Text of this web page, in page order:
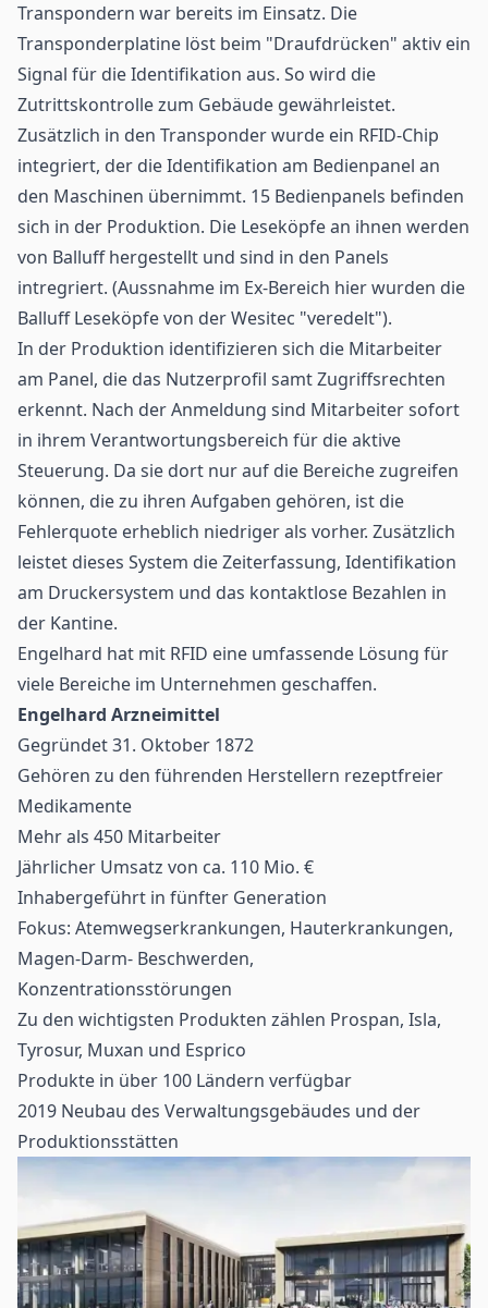
Transpondern war bereits im Einsatz. Die
Transponderplatine löst beim "Draufdrücken" aktiv ein
Signal für die Identifikation aus. So wird die
Zutrittskontrollezum Gebäude gewährleistet.
Zusätzlich in den Transponder wurde ein RFID-Chip
integriert, der die Identifikation am Bedienpanel an
den Maschinen übernimmt. 15 Bedienpanels befinden
sich in der Produktion. Die Leseköpfe an ihnen werden
von Balluff hergestellt und sind in den Panels
intregriert. (Aussnahme im Ex-Bereich hier wurden die
Balluff Leseköpfe von der Wesitec "veredelt").
In der Produktion identifizieren sich die Mitarbeiter
am Panel, die das Nutzerprofil samt Zugriffsrechten
erkennt. Nach der Anmeldung sind Mitarbeiter sofort
in ihrem Verantwortungsbereich für die aktive
Steuerung. Da sie dort nur auf die Bereiche zugreifen
können, die zu ihren Aufgaben gehören, ist die
Fehlerquote erheblich niedriger als vorher. Zusätzlich
leistet dieses System die Zeiterfassung, Identifikation
am Druckersystem und das kontaktlose Bezahlen in
der Kantine.
Engelhard hat mit RFID eine umfassende Lösung für
viele Bereiche im Unternehmen geschaffen.
Engelhard Arzneimittel
Gegründet 31. Oktober 1872
Gehören zu den führenden Herstellern rezeptfreier
Medikamente
Mehr als 450 Mitarbeiter
Jährlicher Umsatz von ca. 110 Mio. €
Inhabergeführt in fünfter Generation
Fokus: Atemwegserkrankungen, Hauterkrankungen,
Magen-Darm- Beschwerden,
Konzentrationsstörungen
Zu den wichtigsten Produkten zählen Prospan, Isla,
Tyrosur, Muxan und Esprico
Produkte in über 100 Ländern verfügbar
2019 Neubau des Verwaltungsgebäudes und der
Produktionsstätten